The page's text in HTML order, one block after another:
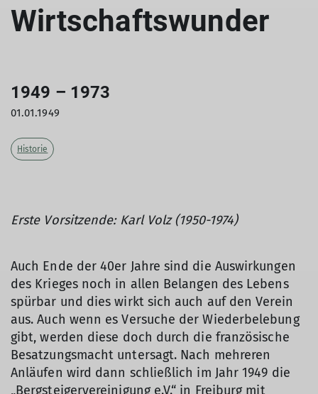
Wirtschaftswunder
1949 – 1973
01.01.1949
Historie
Erste Vorsitzende: Karl Volz (1950-1974)
Auch Ende der 40er Jahre sind die Auswirkungen
des Krieges noch in allen Belangen des Lebens
spürbar und dies wirkt sich auch auf den Verein
aus. Auch wenn es Versuche der Wiederbelebung
gibt, werden diese doch durch die französische
Besatzungsmacht untersagt. Nach mehreren
Anläufen wird dann schließlich im Jahr 1949 die
„Bergsteigervereinigung e.V.“ in Freiburg mit